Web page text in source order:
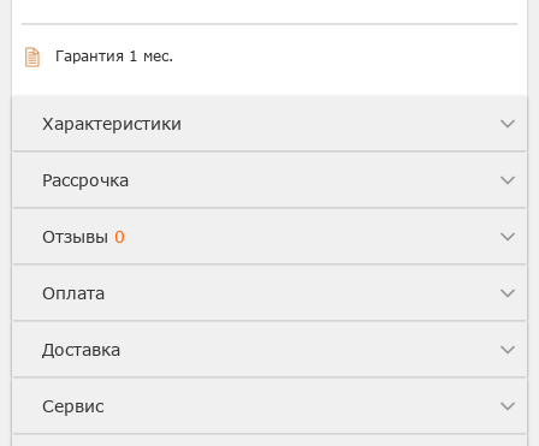
Гарантия 1 мес.
Характеристики
Рассрочка
Отзывы 0
Оплата
Доставка
Сервис